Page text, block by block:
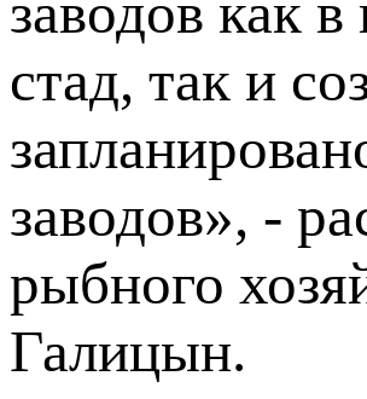
заводов как
стад, так и
заводов», -
рыбного
Галицын.